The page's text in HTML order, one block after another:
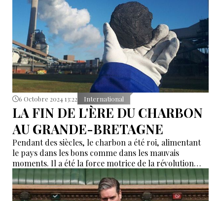
6 Octobre 2024 13:22 International
LA FIN DE L'ÈRE DU CHARBON
AU GRANDE-BRETAGNE
Pendant des siècles, le charbon a été roi, alimentant
le pays dans les bons comme dans les mauvais
moments. Il a été la force motrice de la révolution
industrielle, transformant la Grande-Bretagne en
une superpuissance mondiale.